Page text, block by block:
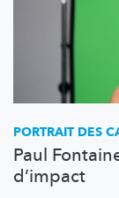
PORTRAIT DES
Paul
d’impact